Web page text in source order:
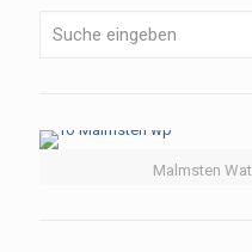
Malmsten